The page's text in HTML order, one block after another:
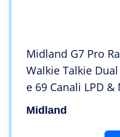
Midland G7 Pro
Walkie Talkie
e 69 Canali LPD
Mono Auricolare
Midland